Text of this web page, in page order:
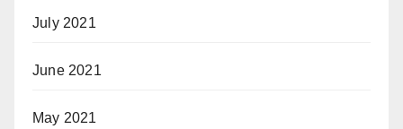
July 2021
June 2021
May 2021